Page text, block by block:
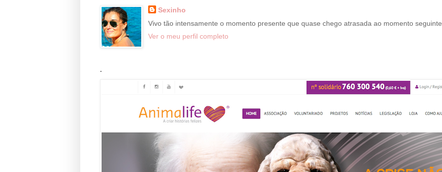
Sexinho
Vivo tão intensamente o momento presente que quase chego atrasada ao momento seguinte
Ver o meu perfil completo
.